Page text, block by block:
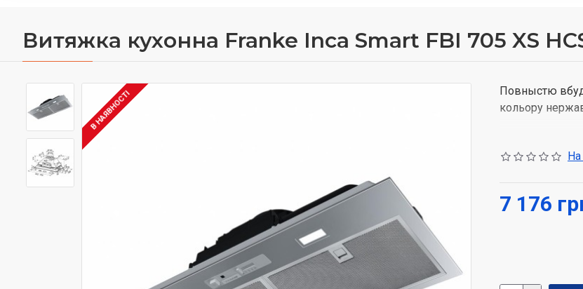
Витяжка кухонна Franke Inca Smart FBI 705 XS
В НАЯВНОСТІ Повныстю
кольору
На
7 176